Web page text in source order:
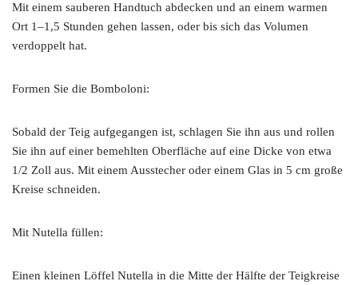
Mit einem sauberen Handtuch abdecken und an einem warmen
Ort 1–1,5 Stunden gehen lassen, oder bis sich das Volumen
verdoppelt hat.
Formen Sie die Bomboloni:
Sobald der Teig aufgegangen ist, schlagen Sie ihn aus und rollen
Sie ihn auf einer bemehlten Oberfläche auf eine Dicke von etwa
1/2 Zoll aus. Mit einem Ausstecher oder einem Glas in 5 cm große
Kreise schneiden.
Mit Nutella füllen:
Einen kleinen Löffel Nutella in die Mitte der Hälfte der Teigkreise